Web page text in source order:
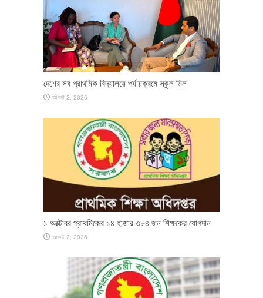
দেশের সব প্রাথমিক বিদ্যালয়ে পর্যায়ক্রমে স্কুল মিল
আগস্ট 2, 2026
১ অক্টোবর প্রাথমিকের ১৪ হাজার ৩৮৪ জন শিক্ষকের যোগদান
আগস্ট 2, 2026